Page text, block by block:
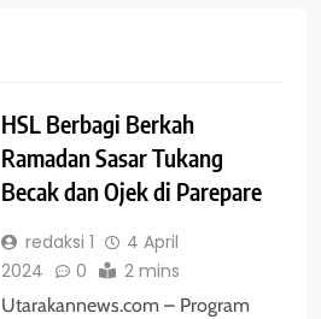
HSL Berbagi Berkah
Ramadan Sasar Tukang
Becak dan Ojek di Parepare
redaksi 1
4 April
2024
0 2 mins
Utarakannews.com – Program